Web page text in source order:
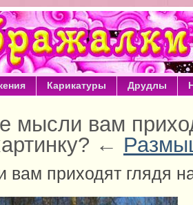
Карикатуры Друдлы
мысли вам
←
вам приходят глядя